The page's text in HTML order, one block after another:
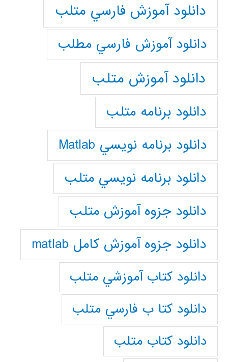
دانلود آموزش فارسي متلب
دانلود آموزش فارسي مطلب
دانلود آموزش متلب
دانلود برنامه متلب
دانلود برنامه نويسي Matlab
دانلود برنامه نويسي متلب
دانلود جزوه آموزش متلب
دانلود جزوه آموزش کامل matlab
دانلود كتاب آموزشي متلب
دانلود كتا ب فارسي متلب
دانلود كتاب متلب